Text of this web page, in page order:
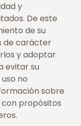
y
De este
de su
de carácter
y adoptar
evitar su
no
sobre
propósitos